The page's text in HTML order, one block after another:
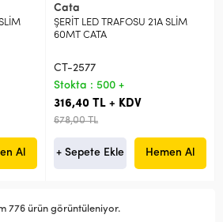
Al
Cata
ŞERİT LED TRAFOSU 21A SLİM
60MT CATA
CT-2577
Stokta : 500 +
316,40 TL + KDV
678,00 TL
+ Sepete Ekle Hemen Al
776 ürün görüntüleniyor.